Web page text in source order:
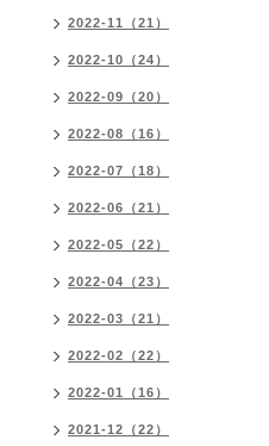
2022-11（21）
2022-10（24）
2022-09（20）
2022-08（16）
2022-07（18）
2022-06（21）
2022-05（22）
2022-04（23）
2022-03（21）
2022-02（22）
2022-01（16）
2021-12（22）